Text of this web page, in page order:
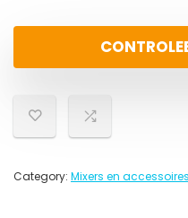
Category: Mixers en accessoires